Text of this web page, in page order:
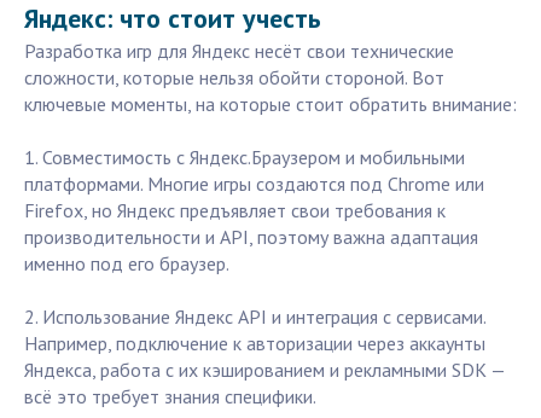
Яндекс: что стоит учесть
Разработка игр для Яндекс несёт свои технические
сложности, которые нельзя обойти стороной. Вот
ключевые моменты, на которые стоит обратить внимание:
1. Совместимость с Яндекс.Браузером и мобильными
платформами. Многие игры создаются под Chrome или
Firefox, но Яндекс предъявляет свои требования к
производительности и API, поэтому важна адаптация
именно под его браузер.
2. Использование Яндекс API и интеграция с сервисами.
Например, подключение к авторизации через аккаунты
Яндекса, работа с их кэшированием и рекламными SDK —
всё это требует знания специфики.